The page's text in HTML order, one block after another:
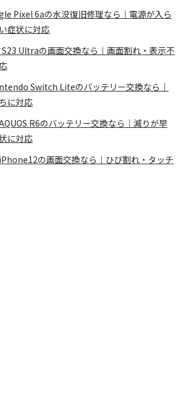
Pixel 6aの水没復旧修理なら｜電源が入ら
症状に対応
Ultraの画面交換なら｜画面割れ・表示不
Switch Liteのバッテリー交換なら｜
に対応
R6のバッテリー交換なら｜減りが早
に対応
の画面交換なら｜ひび割れ・タッチ